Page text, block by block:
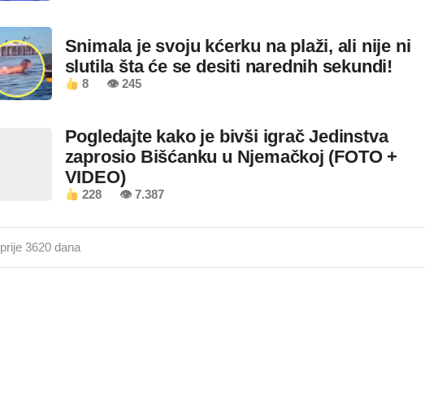
Snimala je svoju kćerku na plaži, ali nije ni
slutila šta će se desiti narednih sekundi!
8 👁 245
Pogledajte kako je bivši igrač Jedinstva
zaprosio Bišćanku u Njemačkoj (FOTO +
VIDEO)
228 👁 7.387
prije 3620 dana